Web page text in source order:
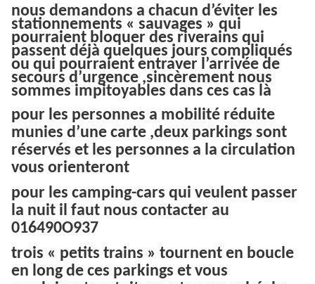
nous demandons a chacun d’éviter les
stationnements « sauvages » qui
pourraient bloquer des riverains qui
passent déjà quelques jours compliqués
ou qui pourraient entraver l’arrivée de
secours d’urgence ,sincèrement nous
sommes impitoyables dans ces cas là
pour les personnes a mobilité réduite
munies d’une carte ,deux parkings sont
réservés et les personnes a la circulation
vous orienteront
pour les camping-cars qui veulent passer
la nuit il faut nous contacter au
016490O937
trois « petits trains » tournent en boucle
en long de ces parkings et vous